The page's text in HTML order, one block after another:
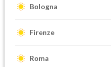
Bologna
Firenze
Roma